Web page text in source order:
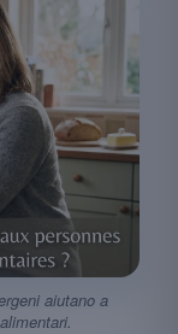
aiutano a